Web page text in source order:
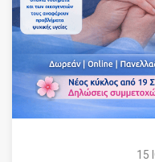
15